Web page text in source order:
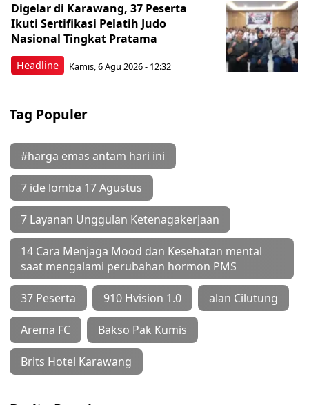
Headline
Digelar di Karawang, 37 Peserta
Ikuti Sertifikasi Pelatih Judo
Nasional Tingkat Pratama
Kamis, 6 Agu 2026 - 12:32
Tag Populer
#harga emas antam hari ini
7 ide lomba 17 Agustus
7 Layanan Unggulan Ketenagakerjaan
14 Cara Menjaga Mood dan Kesehatan mental
saat mengalami perubahan hormon PMS
37 Peserta 910 Hvision 1.0 alan Cilutung
Arema FC Bakso Pak Kumis
Brits Hotel Karawang